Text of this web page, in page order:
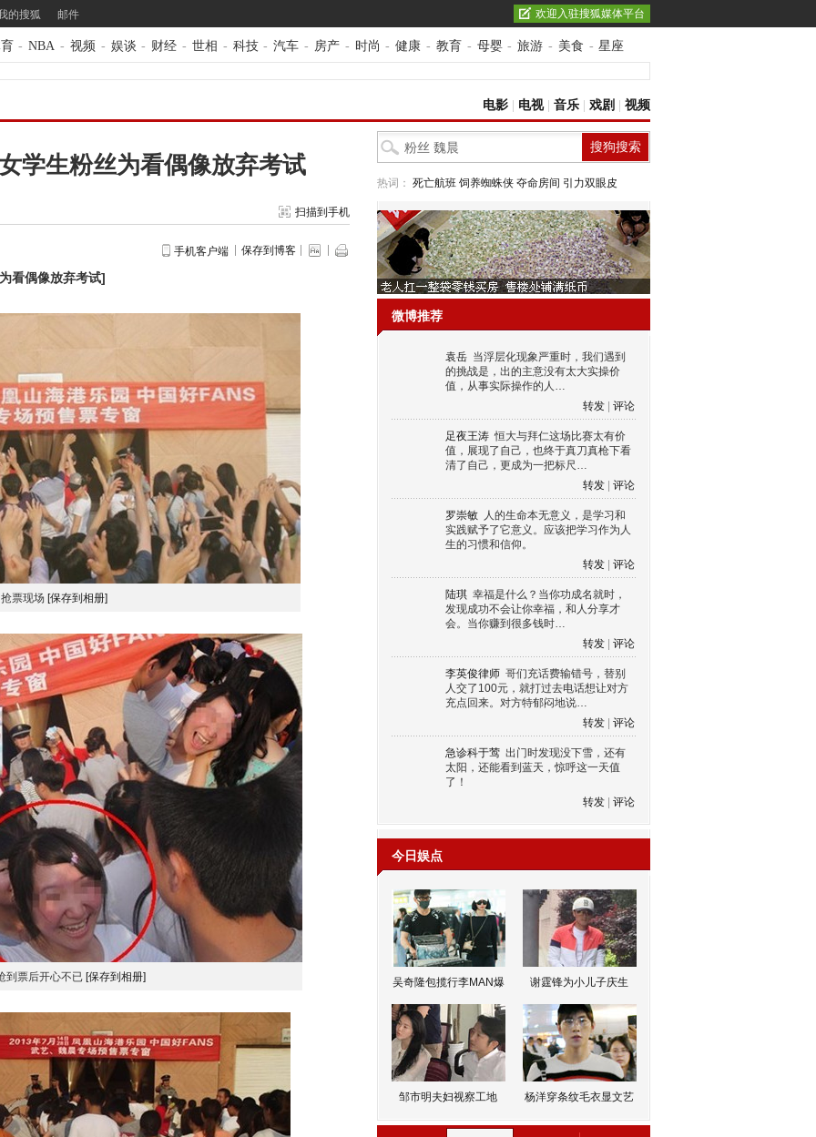
的搜狐 邮件 欢迎入驻搜狐媒体平台
- NBA - 视频 - 娱谈 - 财经 - 世相 - 科技 - 汽车 - 房产 - 时尚 - 健康 - 教育 - 母婴 - 旅游 - 美食 - 星座
电影 电视| 音乐 戏剧 视频
学生粉丝为看偶像放弃考试
扫描到手机
手机客户端 保存到博客
看偶像放弃考试]
抢票现场 [保存到相册]
到票后开心不已 [保存到相册]
热词： 死亡航班 饲养蜘蛛侠 夺命房间 引力双眼皮
微博推荐
袁岳 当浮层化现象严重时，我们遇到
的挑战是，出的主意没有太大实操价
值，从事实际操作的人…
转发
评论
足夜王涛 恒大与拜仁这场比赛太有价
值，展现了自己，也终于真刀真枪下看
清了自己，更成为一把标尺…
转发
评论
罗崇敏 人的生命本无意义，是学习和
实践赋予了它意义。应该把学习作为人
生的习惯和信仰。
转发
评论
陆琪 幸福是什么？当你功成名就时，
发现成功不会让你幸福，和人分享才
会。当你赚到很多钱时…
转发
评论
李英俊律师 哥们充话费输错号，替别
人交了100元，就打过去电话想让对方
充点回来。对方特郁闷地说…
转发
评论
急诊科于莺 出门时发现没下雪，还有
太阳，还能看到蓝天，惊呼这一天值
了！
转发
评论
今日娱点
吴奇隆包揽行李MAN爆 谢霆锋为小儿子庆生
邹市明夫妇视察工地 杨洋穿条纹毛衣显文艺